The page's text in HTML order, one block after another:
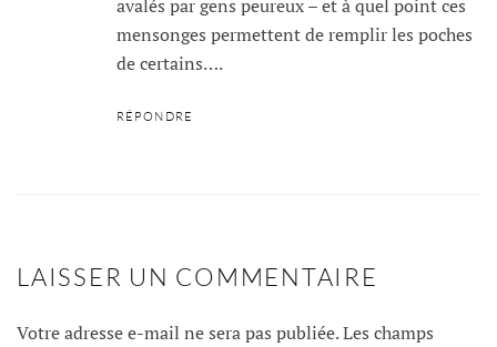
avalés par gens peureux – et à quel point ces
mensonges permettent de remplir les poches
de certains….
RÉPONDRE
LAISSER UN COMMENTAIRE
Votre adresse e-mail ne sera pas publiée.Les champs